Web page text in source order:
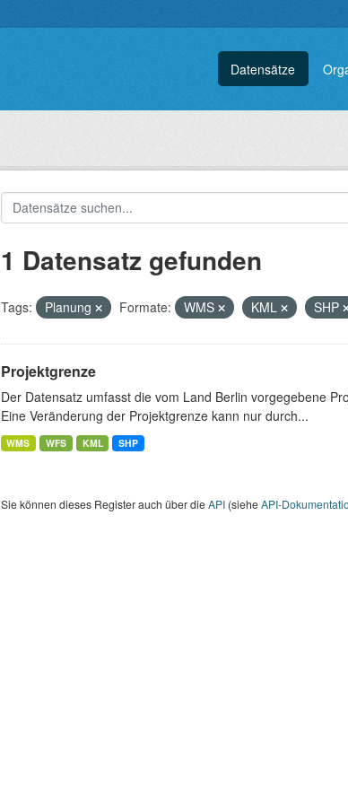
Datensätze
1 Datensatz gefunden
Tags: Planung Formate: WMS KML SHP
Projektgrenze
Der Datensatz umfasst die vom Land Berlin vorgegebene
Eine Veränderung der Projektgrenze kann nur durch...
WMS WFS KML SHP
Sie können dieses Register auch über dieAPI(sieheAPI-